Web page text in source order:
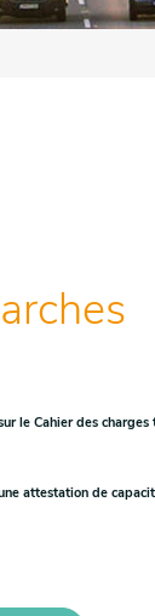
le Cahier des
attestation de